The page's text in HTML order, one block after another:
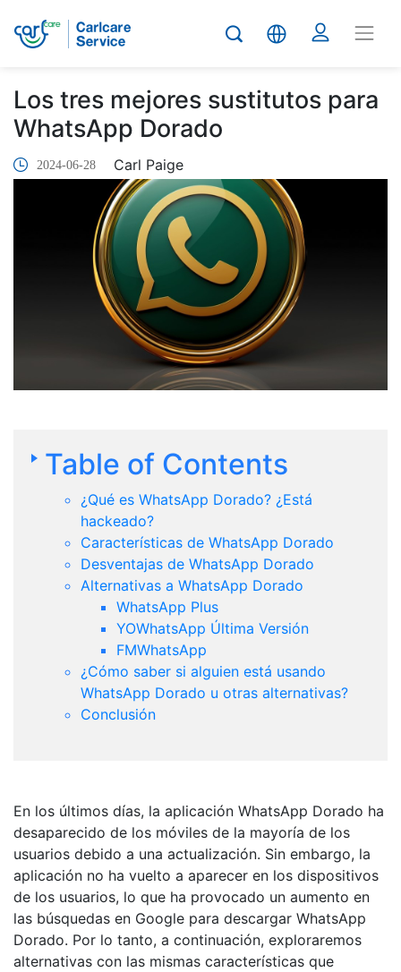
Los tres mejores sustitutos para
WhatsApp Dorado
2024-06-28 Carl Paige
Table of Contents
¿Qué es WhatsApp Dorado? ¿Está
hackeado?
Características de WhatsApp Dorado
Desventajas de WhatsApp Dorado
Alternativas a WhatsApp Dorado
WhatsApp Plus
YOWhatsApp Última Versión
FMWhatsApp
¿Cómo saber si alguien está usando
WhatsApp Dorado u otras alternativas?
Conclusión
En los últimos días, la aplicación WhatsApp Dorado ha
desaparecido de los móviles de la mayoría de los
usuarios debido a una actualización. Sin embargo, la
aplicación no ha vuelto a aparecer en los dispositivos
de los usuarios, lo que ha provocado un aumento en
las búsquedas en Google para descargar WhatsApp
Dorado. Por lo tanto, a continuación, exploraremos
alternativas con las mismas características que